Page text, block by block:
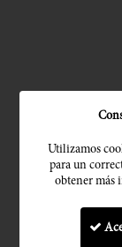
Utilizamos
para un
obtener más